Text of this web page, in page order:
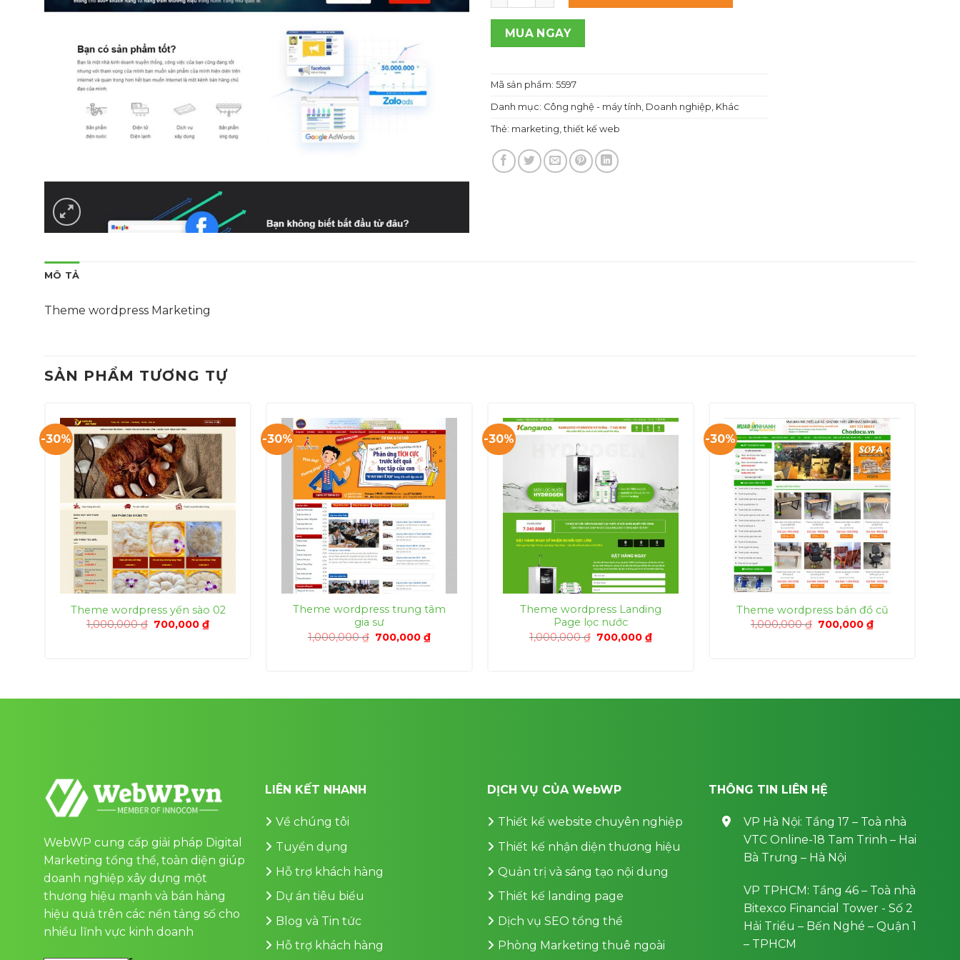
1,000,000 ₫.
là:
MUA NGAY
Mã sản phẩm: 5597
Danh mục: Công nghệ - máy tính Doanh nghiệp Khác
Thẻ: marketing ,thiết kế web
MÔ TẢ
Theme wordpress Marketing
SẢN PHẨM TƯƠNG TỰ
-30%
Theme wordpress yến sào 02
1,000,000₫ Giá
700,000₫Giá
-30%
Theme wordpress trung tâm
gia sư
1,000,000₫ Giá
700,000₫Giá
-30%
Theme wordpress Landing
Page lọc nước
1,000,000₫ Giá
700,000₫Giá
-30%
Theme wordpress bán đồ cũ
1,000,000₫ Giá
700,000₫Giá
WebWP cung cấp giải pháp Digital
Marketing tổng thể, toàn diện giúp
doanh nghiệp xây dựng một
thương hiệu mạnh và bán hàng
hiệu quả trên các nền tảng số cho
nhiều lĩnh vực kinh doanh
LIÊN KẾT NHANH
Về chúng tôi
Tuyển dụng
Hỗ trợ khách hàng
Dự án tiêu biểu
Blog và Tin tức
Hỗ trợ khách hàng
DỊCH VỤ CỦA WebWP
Thiết kế website chuyên nghiệp
Thiết kế nhận diện thương hiệu
Quản trị và sáng tạo nội dung
Thiết kế landing page
Dịch vụ SEO tổng thể
Phòng Marketing thuê ngoài
THÔNG TIN LIÊN HỆ
VP Hà Nội: Tầng 17 – Toà nhà
VTC Online-18 Tam Trinh – Hai
Bà Trưng – Hà Nội
VP TPHCM: Tầng 46 – Toà nhà
Bitexco Financial Tower - Số 2
Hải Triều – Bến Nghé – Quận 1
– TPHCM